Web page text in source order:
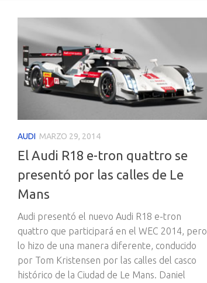
AUDI MARZO 29, 2014
El Audi R18 e-tron quattro se
presentó por las calles de Le
Mans
Audi presentó el nuevo Audi R18 e-tron
quattro que participará en el WEC 2014, pero
lo hizo de una manera diferente, conducido
por Tom Kristensen por las calles del casco
histórico de la Ciudad de Le Mans. Daniel